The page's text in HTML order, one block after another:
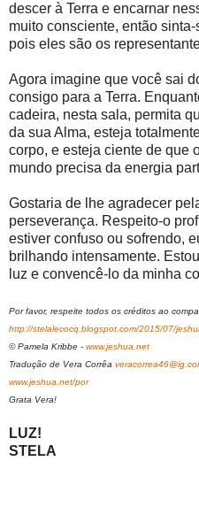
descer à Terra e encarnar
muito consciente, então
pois eles são os
Agora imagine que você sai
consigo para a Terra.
cadeira, nesta sala, permita
da sua Alma, esteja
corpo, e esteja ciente de que
mundo precisa da energia
Gostaria de lhe agradecer
perseverança. Respeito-o
estiver confuso ou sofrendo,
brilhando intensamente.
luz e convencê-lo da minha
Por favor, respeite todos os créditos ao
http://stelalecocq.blogspot.com/2015/07/
© Pamela Kribbe - www.jeshua.net
Tradução de Vera Corrêa
www.jeshua.net/por
Grata Vera!
LUZ!
STELA